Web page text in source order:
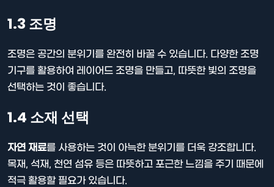
1.3 조명
조명은 공간의 분위기를 완전히 바꿀 수 있습니다. 다양한 조명
기구를 활용하여 레이어드 조명을 만들고, 따뜻한 빛의 조명을
선택하는 것이 좋습니다.
1.4 소재 선택
자연 재료를 사용하는 것이 아늑한 분위기를 더욱 강조합니다.
목재, 석재, 천연 섬유 등은 따뜻하고 포근한 느낌을 주기 때문에
적극 활용할 필요가 있습니다.